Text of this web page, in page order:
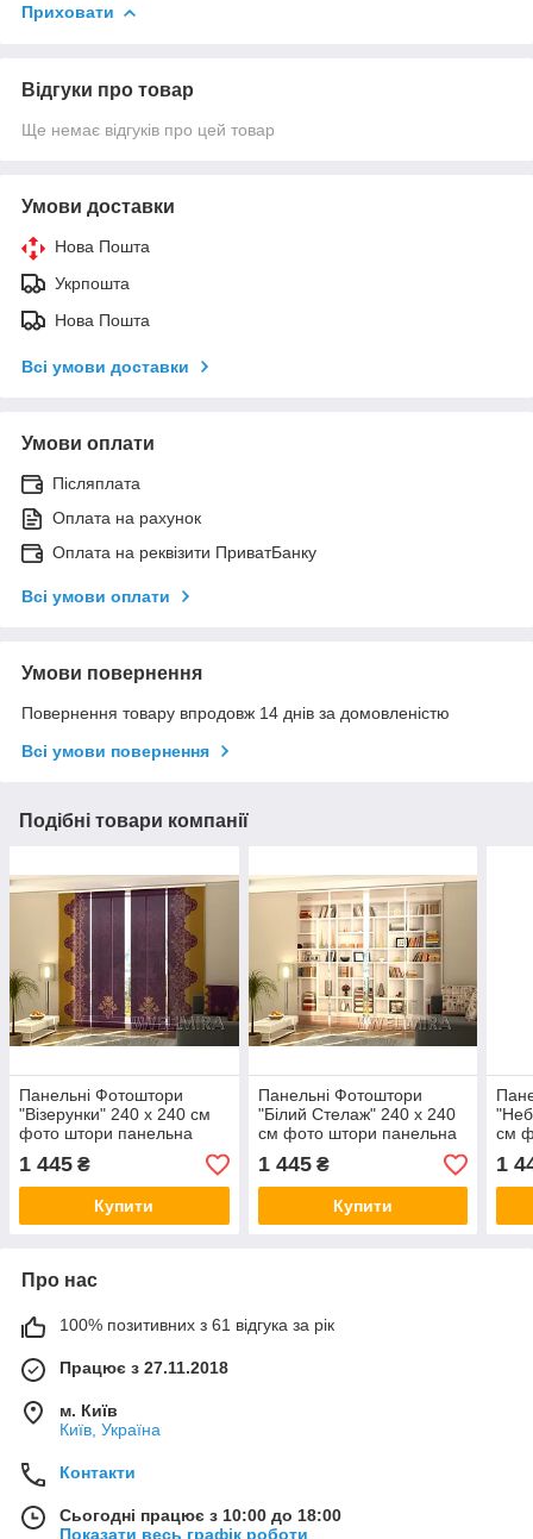
Приховати
Відгуки про товар
Ще немає відгуків про цей товар
Умови доставки
Нова Пошта
Укрпошта
Нова Пошта
Всі умови доставки
Умови оплати
Післяплата
Оплата на рахунок
Оплата на реквізити ПриватБанку
Всі умови оплати
Умови повернення
Повернення товару впродовж 14 днів за домовленістю
Всі умови повернення
Подібні товари компанії
Панельні Фотоштори
"Візерунки" 240 х 240 см
фото штори панельна
штора штори
1 445 ₴
Купити
Панельні Фотоштори
"Білий Стелаж" 240 х 240
см фото штори панельна
штора
1 445₴
Купити
см
1
Про нас
100% позитивних з 61 відгука за рік
Працює з 27.11.2018
м. Київ
Київ, Україна
Контакти
Сьогодні працює з 10:00 до 18:00
Показати весь графік роботи